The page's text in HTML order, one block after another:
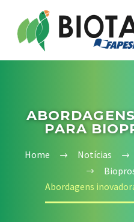
PARA
Home Notícias
Abordagens